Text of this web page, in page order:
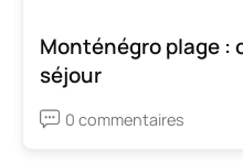
Monténégro plage :
séjour
0 commentaires